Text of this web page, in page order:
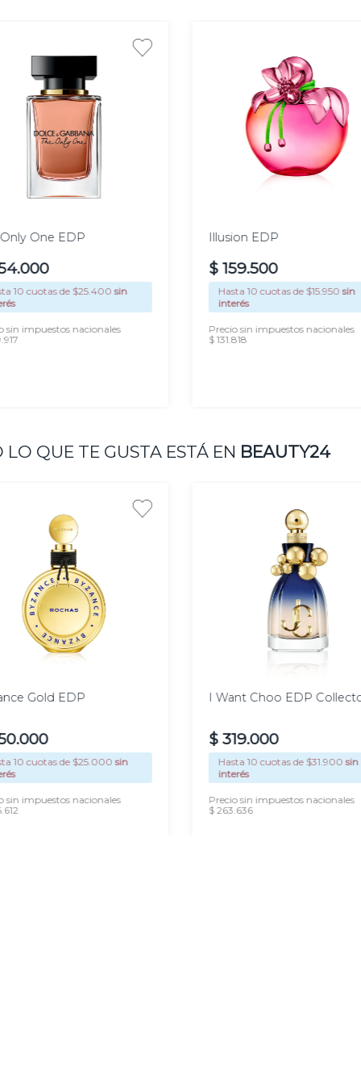
100
One EDP
.000
10 cuotas de $25.400 sin
sin impuestos nacionales
Illusion EDP
$ 159.500
Hasta 10 cuotas de $15.950 sin
interés
Precio sin impuestos nacionales
$ 131.818
QUE TE GUSTA ESTÁ EN BEAUTY24
90 ml
Gold EDP
.000
10 cuotas de $25.000 sin
sin impuestos nacionales
I Want Choo EDP
$ 319.000
Hasta 10 cuotas de $31.900 sin
interés
Precio sin impuestos nacionales
$ 263.636